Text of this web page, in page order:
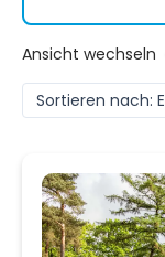
Ansicht wechseln